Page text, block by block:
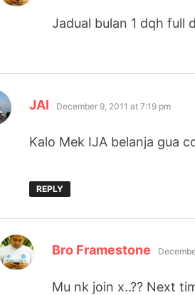
Jadual bulan 1 dqh full
JAI says:
December 9, 2011 at 7:19 pm
Kalo Mek IJA belanja gua
REPLY
Bro Framestone says:
Mu nk join x..?? Next